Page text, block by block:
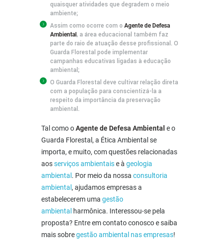
quaisquer atividades que degradem o meio
ambiente;
Assim como ocorre com o Agente de Defesa
Ambiental , a área educacional também faz
parte do raio de atuação desse profissional. O
Guarda Florestal pode implementar
campanhas educativas ligadas à educação
ambiental;
O Guarda Florestal deve cultivar relação direta
com a população para conscientizá-la a
respeito da importância da preservação
ambiental.
Tal como oAgente de Defesa Ambiental e o
Guarda Florestal, a Ética Ambiental se
importa, e muito, com questões relacionadas
aosserviços ambientaise à geologia
ambiental . Por meio da nossa consultoria
ambiental , ajudamos empresas a
estabelecerem uma gestão
ambiental harmônica. Interessou-se pela
proposta? Entre em contato conosco e saiba
mais sobregestão ambiental nas empresas!